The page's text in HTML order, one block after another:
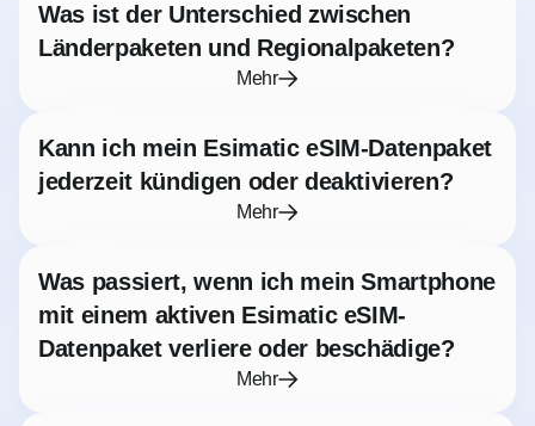
Was ist der Unterschied zwischen
Länderpaketen und Regionalpaketen?
Mehr
Kann ich mein Esimatic eSIM-Datenpaket
jederzeit kündigen oder deaktivieren?
Mehr
Was passiert, wenn ich mein Smartphone
mit einem aktiven Esimatic eSIM-
Datenpaket verliere oder beschädige?
Mehr